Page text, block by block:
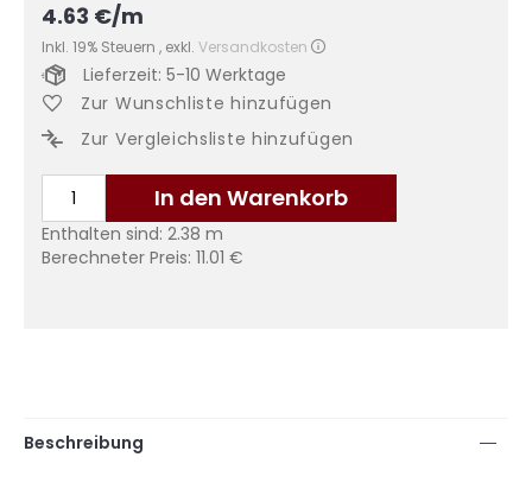
4.63 €/m
Inkl. 19% Steuern , exkl. Versandkosten
In den Warenkorb
Enthalten sind: 2.38 m
Berechneter Preis: 11.01 €
Lieferzeit: 5-10 Werktage
Zur Wunschliste hinzufügen
Zur Vergleichsliste hinzufügen
Beschreibung